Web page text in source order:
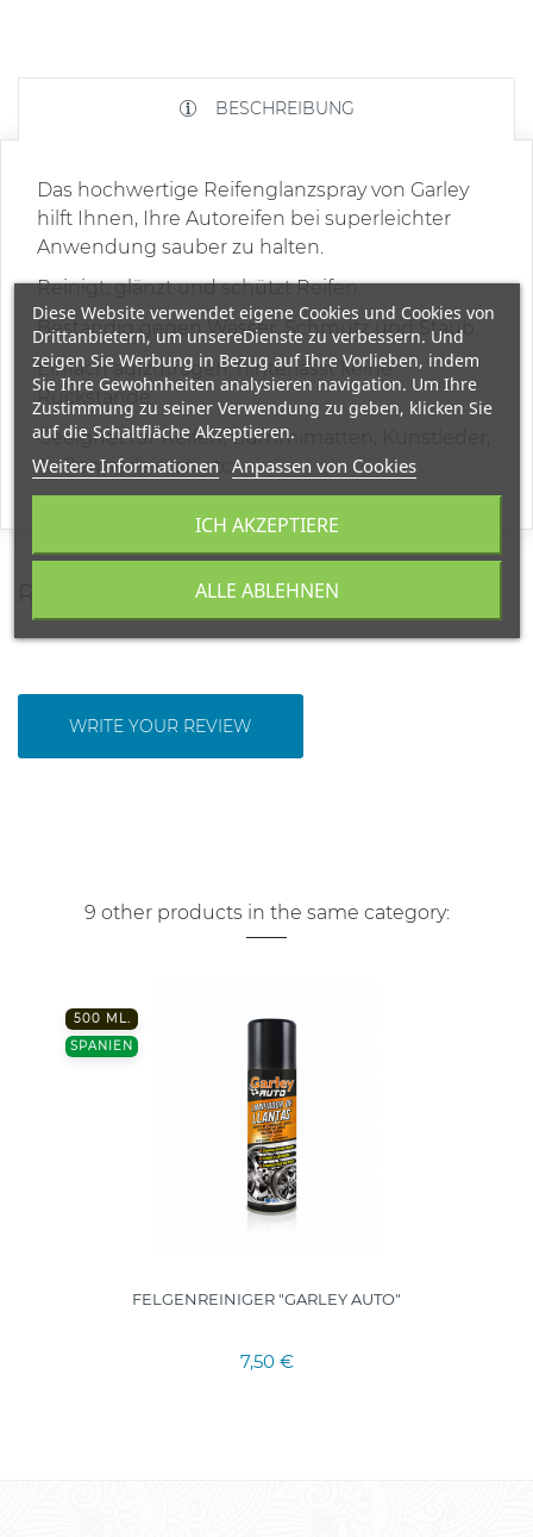
BESCHREIBUNG
Das hochwertige Reifenglanzspray von Garley
hilft Ihnen, Ihre Autoreifen bei superleichter
Anwendung sauber zu halten.
Reinigt, glänzt und schützt Reifen.
Beständig gegen Wasser, Schmutz und Staub.
Einfach aufzutragen, hinterlässt keine
Rückstände.
Geeignet für Reifen, Gummimatten, Kunstleder,
Außenzierleisten etc.
WRITE YOUR REVIEW
9 other products in the same category:
500 ML.
SPANIEN
FELGENREINIGER "GARLEY AUTO"
7,50 €
Diese Website verwendet eigene Cookies und Cookies von
Drittanbietern, um unsereDienste zu verbessern. Und
zeigen Sie Werbung in Bezug auf Ihre Vorlieben, indem
Sie Ihre Gewohnheiten analysieren navigation. Um Ihre
Zustimmung zu seiner Verwendung zu geben, klicken Sie
auf die Schaltfläche Akzeptieren.
Weitere Informationen Anpassen von Cookies
ALLE ABLEHNEN
ICH AKZEPTIERE